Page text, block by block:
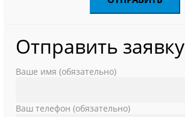
Отправить заявку
Ваше имя (обязательно)
Ваш телефон (обязательно)